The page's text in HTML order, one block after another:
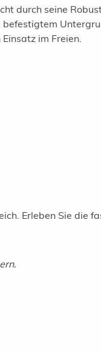
durch seine
befestigtem
im Freien.
Erleben Sie die